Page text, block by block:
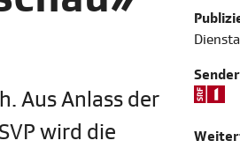
Aus Anlass der
wird die
Sender